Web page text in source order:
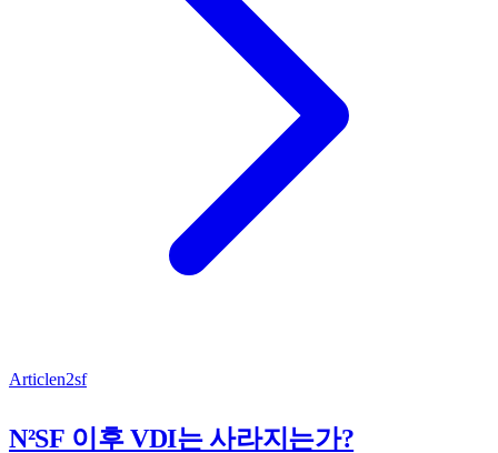
Articlen2sf
N²SF 이후 VDI는 사라지는가?